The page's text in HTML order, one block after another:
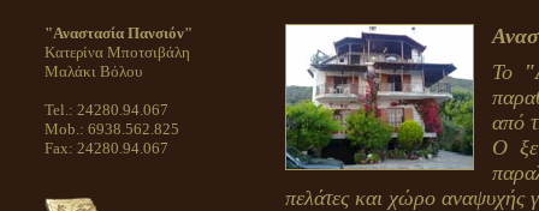
"Αναστασία Πανσιόν"
Κατερίνα Μποτσιβάλη
Μαλάκι Βόλου
Tel.: 24280.94.067
Mob.: 6938.562.825
Fax: 24280.94.067
Το
από
Ο
πελάτες και χώρο αναψυχής